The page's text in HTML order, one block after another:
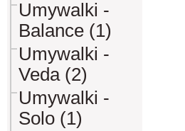
Umywalki -
Balance (1)
Umywalki -
Veda (2)
Umywalki -
Solo (1)